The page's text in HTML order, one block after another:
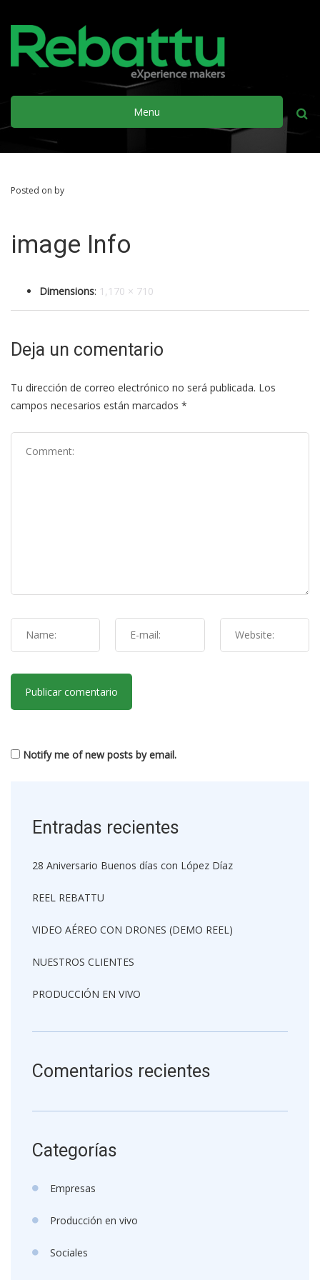
Menu
Posted on by
image Info
Dimensions: 1,170 × 710
Deja un comentario
Tu dirección de correo electrónico no será publicada. Los
campos necesarios están marcados *
Notify me of new posts by email.
Entradas recientes
28 Aniversario Buenos días con López Díaz
REEL REBATTU
VIDEO AÉREO CON DRONES (DEMO REEL)
NUESTROS CLIENTES
PRODUCCIÓN EN VIVO
Comentarios recientes
Categorías
Empresas
Producción en vivo
Sociales